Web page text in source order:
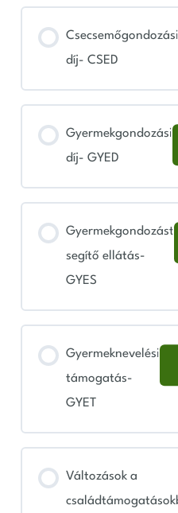
Csecsemőgondozási
díj- CSED
Gyermekgondozási
díj- GYED
Gyermekgondozást
segítő ellátás-
GYES
Gyermeknevelési
támogatás-
GYET
Változások a